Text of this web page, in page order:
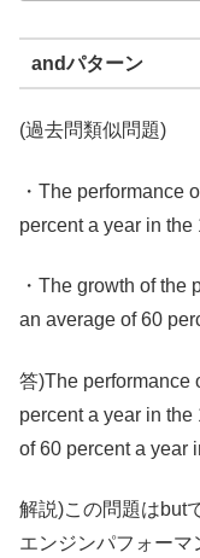
andパターン
(過去問類似問題)
・The performance
percent a year in the
・The growth of the
an average of 60
答)The performance
percent a year in the
of 60 percent a year
解説)この問題はbut
エンジンパフォー